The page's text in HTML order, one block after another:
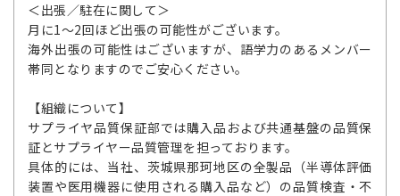
＜出張／駐在に関して＞
月に1～2回ほど出張の可能性がございます。
海外出張の可能性はございますが、語学力のあるメンバー
帯同となりますのでご安心ください。
【組織について】
サプライヤ品質保証部では購入品および共通基盤の品質保
証とサプライヤー品質管理を担っております。
具体的には、当社、茨城県那珂地区の全製品（半導体評価
装置や医用機器に使用される購入品など）の品質検査・不